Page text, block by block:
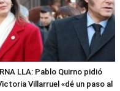
LLA: Pablo Quirno pidió
Villarruel «dé un paso al